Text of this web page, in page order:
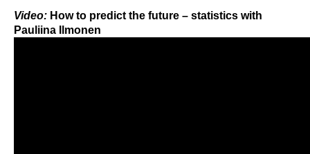
Video: How to predict the future – statistics with
Pauliina Ilmonen